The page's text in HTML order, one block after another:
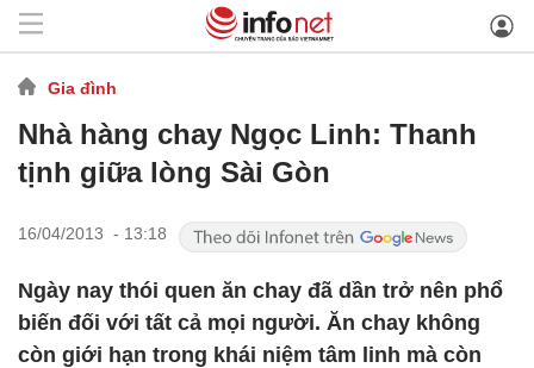
Gia đình
Nhà hàng chay Ngọc Linh: Thanh
tịnh giữa lòng Sài Gòn
16/04/2013 - 13:18
Ngày nay thói quen ăn chay đã dần trở nên phổ
biến đối với tất cả mọi người. Ăn chay không
còn giới hạn trong khái niệm tâm linh mà còn